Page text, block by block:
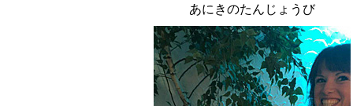
あにきのたんじょうび